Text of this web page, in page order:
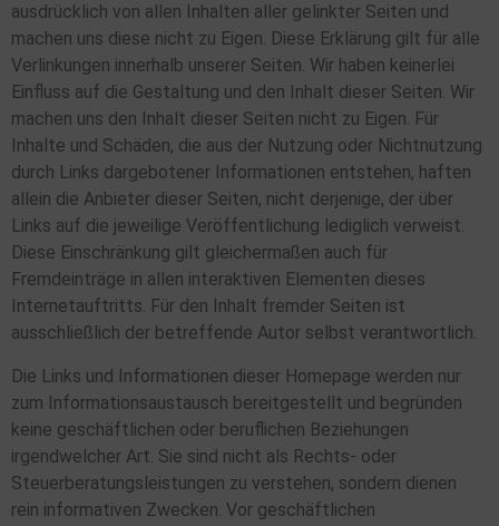
ausdrücklich von allen Inhalten aller gelinkter Seiten und
machen uns diese nicht zu Eigen. Diese Erklärung gilt für alle
Verlinkungen innerhalb unserer Seiten. Wir haben keinerlei
Einfluss auf die Gestaltung und den Inhalt dieser Seiten. Wir
machen uns den Inhalt dieser Seiten nicht zu Eigen. Für
Inhalte und Schäden, die aus der Nutzung oder Nichtnutzung
durch Links dargebotener Informationen entstehen, haften
allein die Anbieter dieser Seiten, nicht derjenige, der über
Links auf die jeweilige Veröffentlichung lediglich verweist.
Diese Einschränkung gilt gleichermaßen auch für
Fremdeinträge in allen interaktiven Elementen dieses
Internetauftritts. Für den Inhalt fremder Seiten ist
ausschließlich der betreffende Autor selbst verantwortlich.
Die Links und Informationen dieser Homepage werden nur
zum Informationsaustausch bereitgestellt und begründen
keine geschäftlichen oder beruflichen Beziehungen
irgendwelcher Art. Sie sind nicht als Rechts- oder
Steuerberatungsleistungen zu verstehen, sondern dienen
rein informativen Zwecken. Vor geschäftlichen